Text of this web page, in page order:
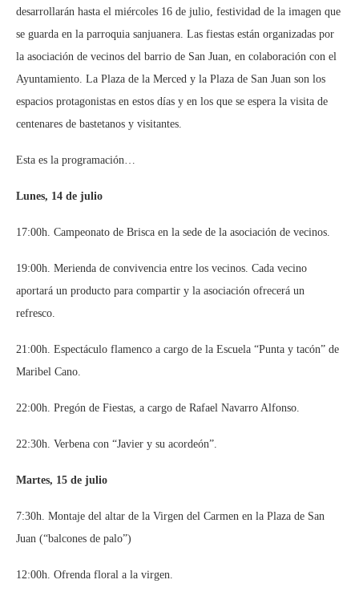
desarrollarán hasta el miércoles 16 de julio, festividad de la imagen que
se guarda en la parroquia sanjuanera. Las fiestas están organizadas por
la asociación de vecinos del barrio de San Juan, en colaboración con el
Ayuntamiento. La Plaza de la Merced y la Plaza de San Juan son los
espacios protagonistas en estos días y en los que se espera la visita de
centenares de bastetanos y visitantes.
Esta es la programación…
Lunes, 14 de julio
17:00h. Campeonato de Brisca en la sede de la asociación de vecinos.
19:00h. Merienda de convivencia entre los vecinos. Cada vecino
aportará un producto para compartir y la asociación ofrecerá un
refresco.
21:00h. Espectáculo flamenco a cargo de la Escuela “Punta y tacón” de
Maribel Cano.
22:00h. Pregón de Fiestas, a cargo de Rafael Navarro Alfonso.
22:30h. Verbena con “Javier y su acordeón”.
Martes, 15 de julio
7:30h. Montaje del altar de la Virgen del Carmen en la Plaza de San
Juan (“balcones de palo”)
12:00h. Ofrenda floral a la virgen.